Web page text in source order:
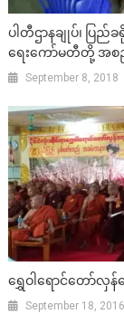
ပါတီဌာနချုပ်၊ ပြ
ရေးကော်မတီတို့ အစ
September 8, 2018
ရွှေဝါရောင်တော်လှ
September 18, 2016